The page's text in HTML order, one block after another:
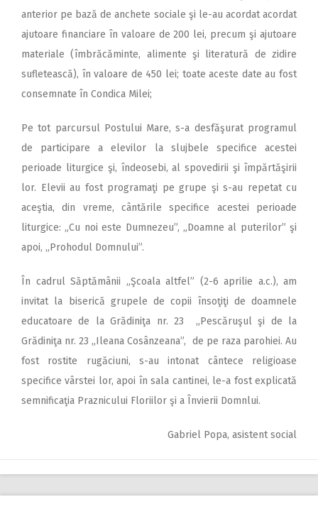
anterior pe bază de anchete sociale şi le-au acordat acordat
ajutoare financiare în valoare de 200 lei, precum şi ajutoare
materiale (îmbrăcăminte, alimente şi literatură de zidire
sufletească), în valoare de 450 lei; toate aceste date au fost
consemnate în Condica Milei;
Pe tot parcursul Postului Mare, s-a desfăşurat programul
de participare a elevilor la slujbele specifice acestei
perioade liturgice şi, îndeosebi, al spovedirii şi împărtăşirii
lor. Elevii au fost programaţi pe grupe şi s-au repetat cu
aceştia, din vreme, cântările specifice acestei perioade
liturgice: „Cu noi este Dumnezeu”, „Doamne al puterilor” şi
apoi, „Prohodul Domnului”.
În cadrul Săptămânii „Şcoala altfel” (2-6 aprilie a.c.), am
invitat la biserică grupele de copii însoţiţi de doamnele
educatoare de la Grădiniţa nr. 23 „Pescăruşul şi de la
Grădiniţa nr. 23 „Ileana Cosânzeana”, de pe raza parohiei. Au
fost rostite rugăciuni, s-au intonat cântece religioase
specifice vârstei lor, apoi în sala cantinei, le-a fost explicată
semnificaţia Praznicului Floriilor şi a Învierii Domnlui.
Gabriel Popa, asistent social